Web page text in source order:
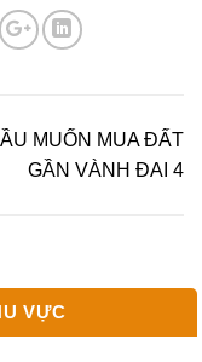
VỰC
MUỐN MUA ĐẤT
GẦN VÀNH ĐAI 4